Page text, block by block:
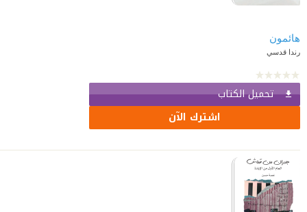
هائمون
رندا قدسي
تحميل الكتاب
اشترك الآن